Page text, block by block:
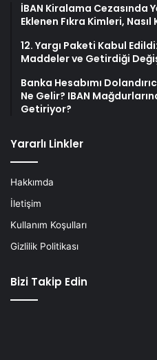
İBAN Kiralama Cezasında
Eklenen Fıkra Kimleri,
12. Yargı Paketi Kabul
Maddeler ve Getirdiği
Banka Hesabımı
Ne Gelir? IBAN
Getiriyor?
Yararlı Linkler
Hakkımda
İletişim
Kullanım Koşulları
Gizlilik Politikası
Bizi Takip Edin